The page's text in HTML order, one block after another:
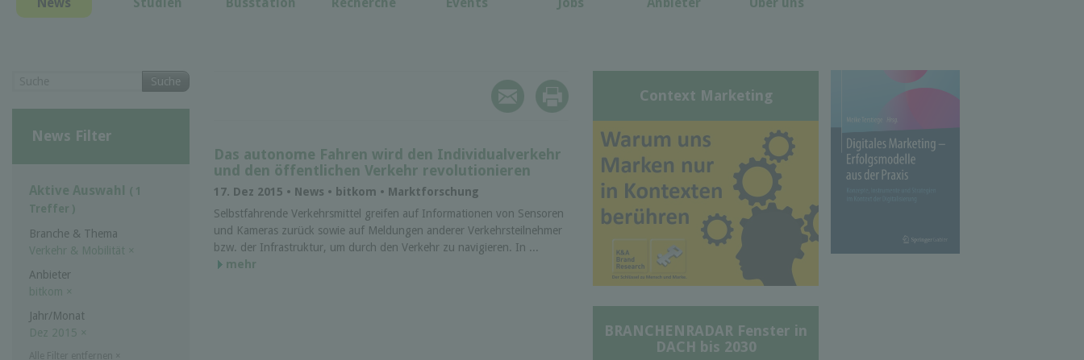
Das autonome Fahren wird den Individualverkehr
und den öffentlichen Verkehr revolutionieren
17. Dez 2015 • News • bitkom • Marktforschung
Selbstfahrende Verkehrsmittel greifen auf Informationen von Sensoren
und Kameras zurück sowie auf Meldungen anderer Verkehrsteilnehmer
bzw. der Infrastruktur, um durch den Verkehr zu navigieren. In ...
mehr
Suche
News Filter
Aktive Auswahl ( 1
Treffer )
Branche & Thema
Verkehr & Mobilität ×
Anbieter
bitkom ×
Jahr/Monat
Dez 2015 ×
Context Marketing
BRANCHENRADAR Fenster in
DACH bis 2030